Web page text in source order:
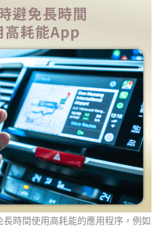
長時間使用高耗能的應用程序，例如